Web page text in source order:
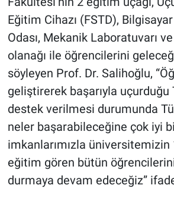
Eğitim Cihazı (FSTD),
Odası, Mekanik Laboratuvarı
olanağı ile öğrencilerini
söyleyen Prof. Dr. Salihoğlu,
geliştirerek başarıyla uçurduğu
destek verilmesi durumunda
neler başarabileceğine çok iyi
imkanlarımızla
eğitim gören bütün
durmaya devam edeceğiz”